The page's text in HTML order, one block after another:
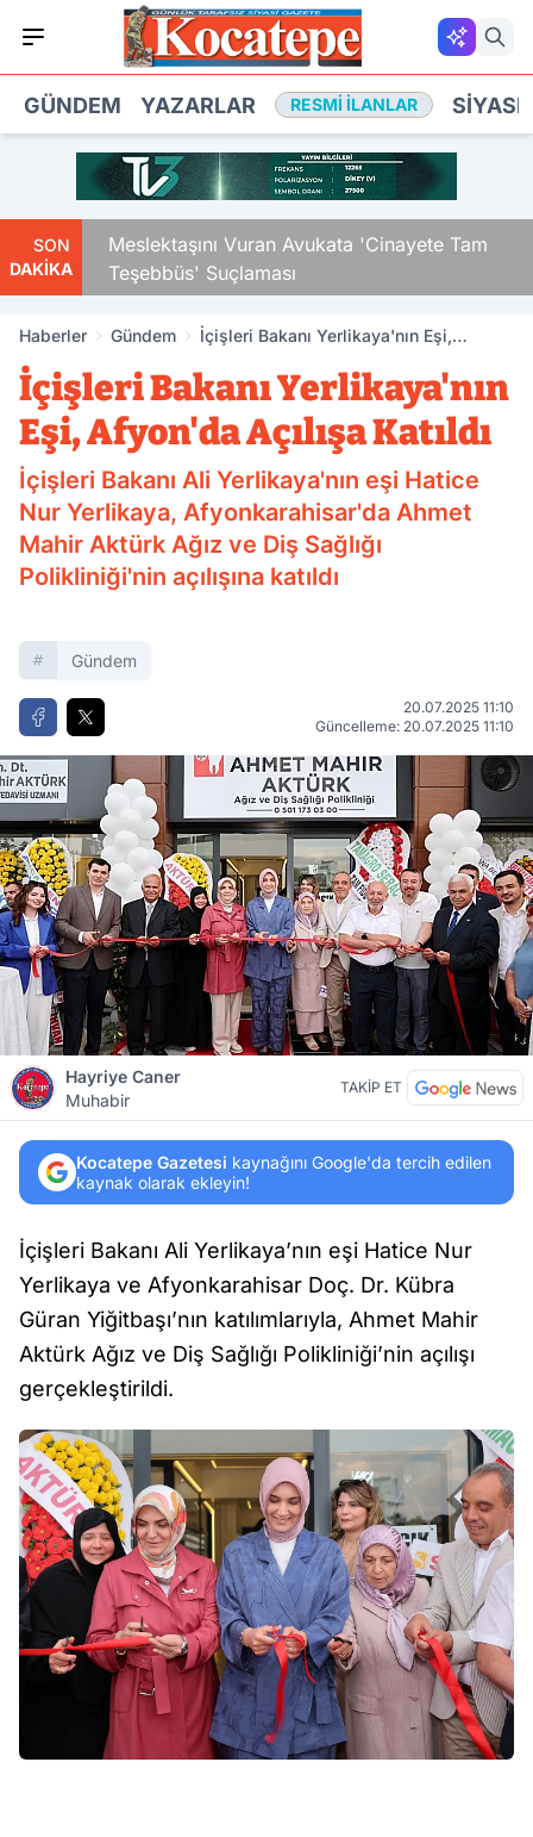
GÜNDEM YAZARLAR RESMI İLANLAR
SON
DAKİKA
Meslektaşını Vuran Avukata 'Cinayete Tam
Teşebbüs' Suçlaması
Haberler Gündem
İçişleri Bakanı Yerlikaya'nın Eşi,
İçişleri Bakanı Yerlikaya'nın
Eşi, Afyon'da Açılışa Katıldı
İçişleri Bakanı Ali Yerlikaya'nın eşi Hatice
Nur Yerlikaya, Afyonkarahisar'da Ahmet
Mahir Aktürk Ağız ve Diş Sağlığı
Polikliniği'nin açılışına katıldı
Gündem
20.07.2025 11:10
Güncelleme: 20.07.2025 11:10
Hayriye Caner
Muhabir
TAKİP ET
Kocatepe Gazetesi kaynağını Google'da tercih edilen
kaynak olarak ekleyin!
İçişleri Bakanı Ali Yerlikaya’nın eşi Hatice Nur
Yerlikaya ve Afyonkarahisar Doç. Dr. Kübra
Güran Yiğitbaşı’nın katılımlarıyla, Ahmet Mahir
Aktürk Ağız ve Diş Sağlığı Polikliniği’nin açılışı
gerçekleştirildi.